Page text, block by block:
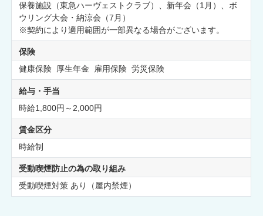
保養施設（東急ハーヴェストクラブ）、新年会（1月）、ボ
ウリング大会・納涼会（7月）
※契約により適用範囲が一部異なる場合がございます。
保険
健康保険 厚生年金 雇用保険 労災保険
給与・手当
時給1,800円～2,000円
賃金区分
時給制
受動喫煙防止の為の取り組み
受動喫煙対策 あり（屋内禁煙）